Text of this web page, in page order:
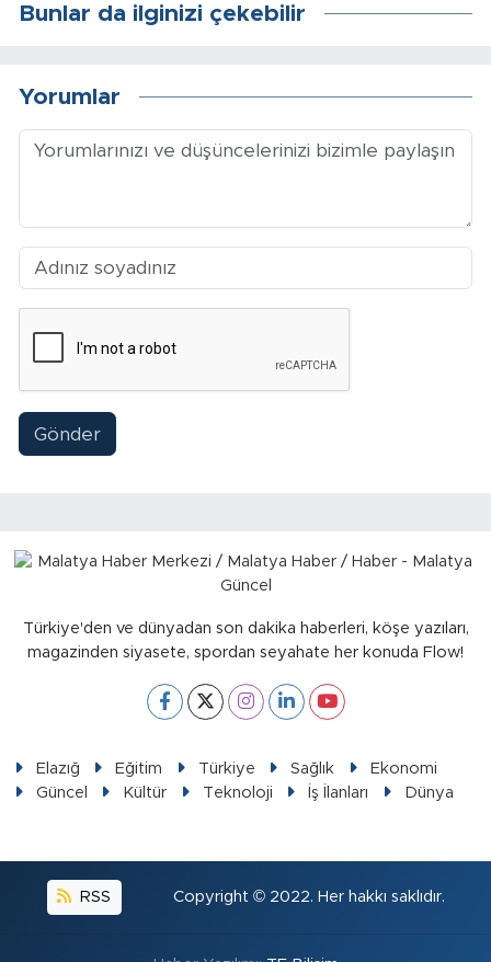
Bunlar da ilginizi çekebilir
Yorumlar
Gönder
Türkiye'den ve dünyadan son dakika haberleri, köşe yazıları,
magazinden siyasete, spordan seyahate her konuda Flow!
Elazığ Eğitim Türkiye Sağlık
Ekonomi
Güncel
Kültür Teknoloji İş İlanları Dünya
RSS Copyright © 2022. Her hakkı saklıdır.
Siyaset
Adıyaman